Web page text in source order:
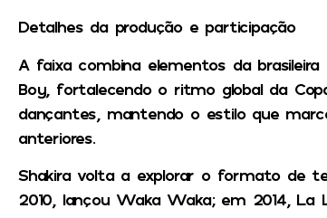
Detalhes da produção e participação
A faixa combina elementos da
Boy, fortalecendo o ritmo global da
dançantes, mantendo o estilo que
anteriores.
Shakira volta a explorar o formato de
2010, lançou Waka Waka; em 2014,